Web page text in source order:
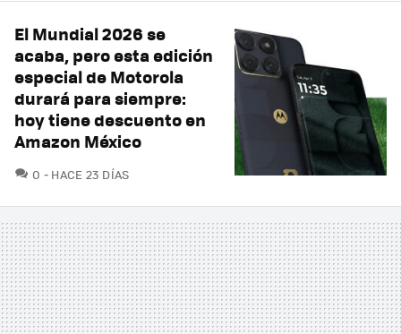
El Mundial 2026 se
acaba, pero esta edición
especial de Motorola
durará para siempre:
hoy tiene descuento en
Amazon México
0 COMENTARIOS
HACE 23 DÍAS